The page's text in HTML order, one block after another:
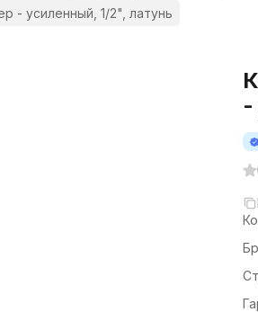
- усиленный, 1/2", латунь
-